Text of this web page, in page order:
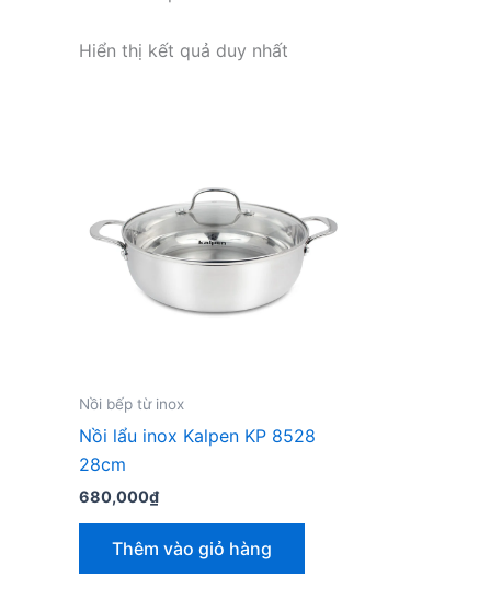
Hiển thị kết quả duy nhất
Nồi bếp từ inox
Nồi lẩu inox Kalpen KP 8528
28cm
680,000₫
Thêm vào giỏ hàng